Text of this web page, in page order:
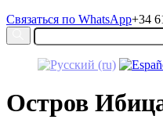
Связаться по WhatsApp+34
Остров